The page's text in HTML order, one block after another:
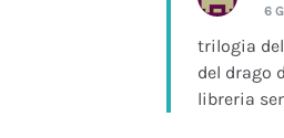
6
trilogia
del drago
libreria